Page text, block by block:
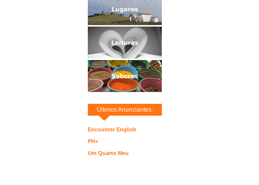
Últimos Anunciantes:
Encounter English
PH+
Um Quarto Meu